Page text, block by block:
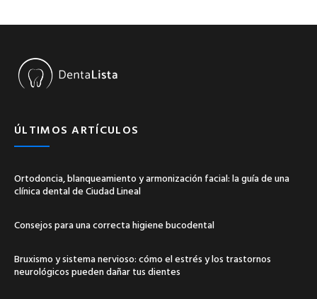
ÚLTIMOS ARTÍCULOS
Ortodoncia, blanqueamiento y armonización facial: la guía de una
clínica dental de Ciudad Lineal
Consejos para una correcta higiene bucodental
Bruxismo y sistema nervioso: cómo el estrés y los trastornos
neurológicos pueden dañar tus dientes